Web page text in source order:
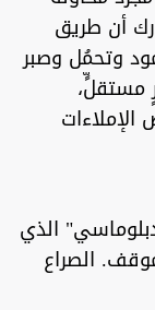
أن طريق
وتحمُل وصبر
قرارٍ مستقلٍّ،
الإملاءات
الذي
الصراع